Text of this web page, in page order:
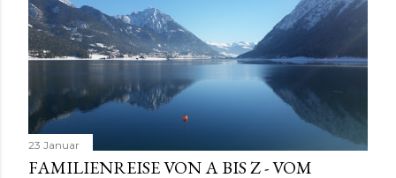
23 Januar
FAMILIENREISE VON A BIS Z - VOM